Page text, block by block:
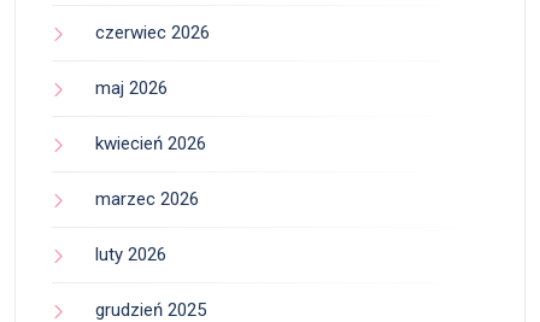
czerwiec 2026
maj 2026
kwiecień 2026
marzec 2026
luty 2026
grudzień 2025